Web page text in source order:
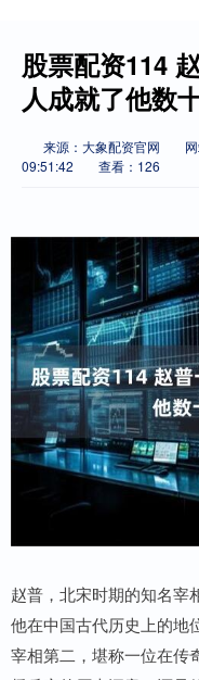
股票配资114
人成就了他数
来源：大象配资官网
09:51:42
查看：126
赵普，北宋时期的知名宰
他在中国古代历史上的地
宰相第二，堪称一位在传